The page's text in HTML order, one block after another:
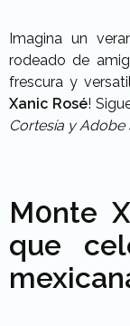
Imagina un
rodeado de
frescura y
Xanic Rosé!
Cortesía y Adobe
M0nte
que